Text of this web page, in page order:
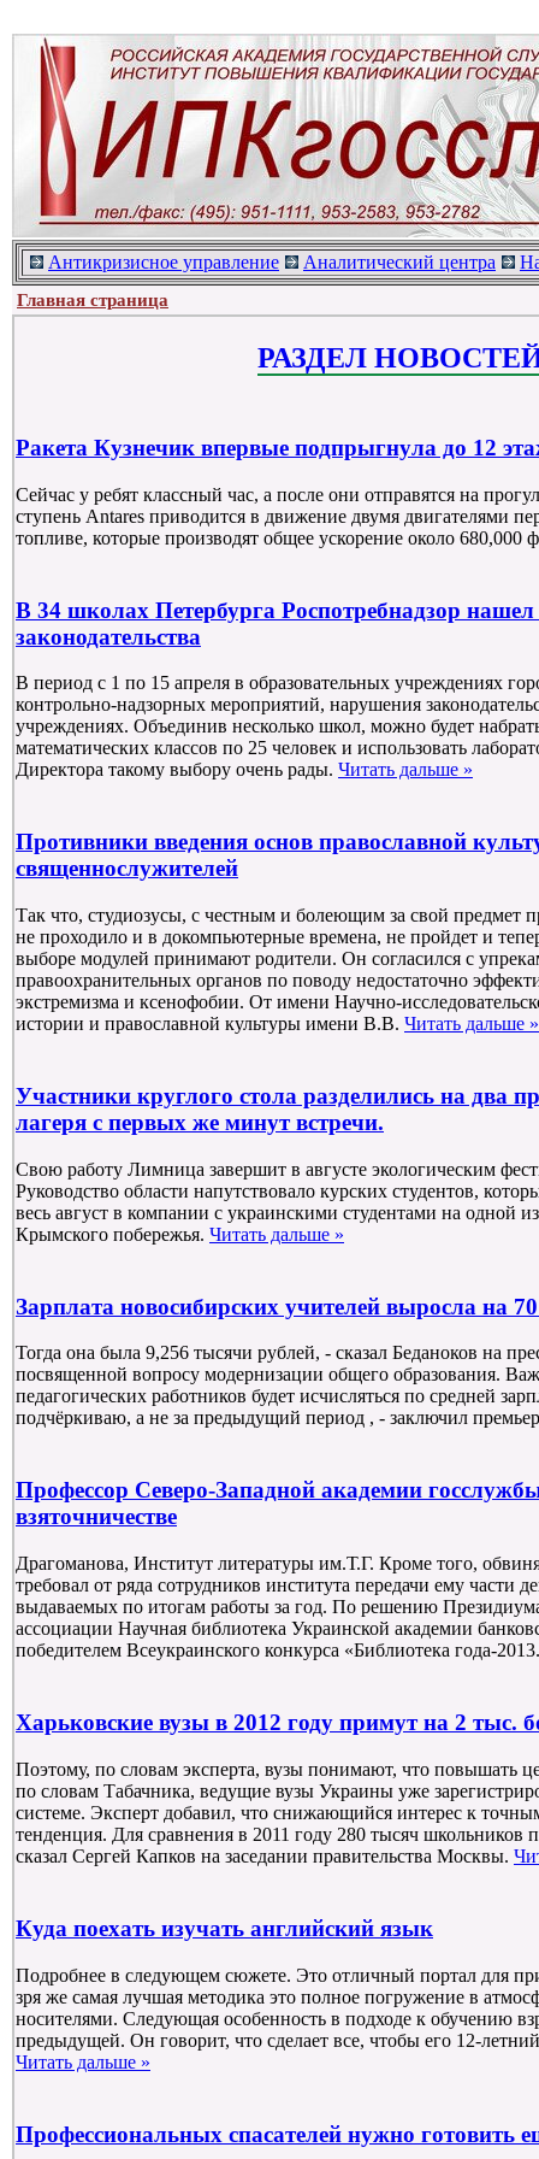
Антикризисное управление Аналитический центра
Главная страница
РАЗДЕЛ
Ракета Кузнечик впервые подпрыгнула до 12
Сейчас у ребят классный час, а после они отправятся на
ступень Antares приводится в движение двумя двигателями
топливе, которые производят общее ускорение около 680,000
В 34 школах Петербурга Роспотребнадзор
законодательства
В период с 1 по 15 апреля в образовательных учреждениях
контрольно-надзорных мероприятий, нарушения
учреждениях. Объединив несколько школ, можно будет
математических классов по 25 человек и использовать
Директора такому выбору очень рады. Читать дальше »
Противники введения основ православной
священнослужителей
Так что, студиозусы, с честным и болеющим за свой предмет
не проходило и в докомпьютерные времена, не пройдет и
выборе модулей принимают родители. Он согласился с
правоохранительных органов по поводу недостаточно
экстремизма и ксенофобии. От имени Научно-
истории и православной культуры имени В.В. Читать дальше »
Участники круглого стола разделились на два
лагеря с первых же минут встречи.
Свою работу Лимница завершит в августе экологическим
Руководство области напутствовало курских студентов,
весь август в компании с украинскими студентами на одной
Крымского побережья. Читать дальше »
Зарплата новосибирских учителей выросла на
Тогда она была 9,256 тысячи рублей, - сказал Беданоков на
посвященной вопросу модернизации общего образования.
педагогических работников будет исчисляться по средней
подчёркиваю, а не за предыдущий период , - заключил
Профессор Северо-Западной академии госслужбы
взяточничестве
Драгоманова, Институт литературы им.Т.Г. Кроме того,
требовал от ряда сотрудников института передачи ему части
выдаваемых по итогам работы за год. По решению
ассоциации Научная библиотека Украинской академии
победителем Всеукраинского конкурса «Библиотека года-
Харьковские вузы в 2012 году примут на 2 тыс.
Поэтому, по словам эксперта, вузы понимают, что повышать
по словам Табачника, ведущие вузы Украины уже
системе. Эксперт добавил, что снижающийся интерес к
тенденция. Для сравнения в 2011 году 280 тысяч школьников
сказал Сергей Капков на заседании правительства Москвы.
Куда поехать изучать английский язык
Подробнее в следующем сюжете. Это отличный портал для
зря же самая лучшая методика это полное погружение в
носителями. Следующая особенность в подходе к обучению
предыдущей. Он говорит, что сделает все, чтобы его 12-
Читать дальше »
Профессиональных спасателей нужно готовить